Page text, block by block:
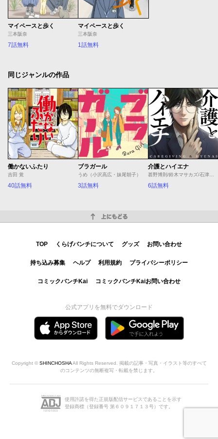
マイペースと歩く
三本阪奈
7話無料
マイペースと歩く
三本阪奈
1話無料
同じジャンルの作品
働かないふたり
吉田 覚
40話無料
ブラガール
うめ（小沢高広・妹尾朝子）
3話無料
介護とハイエナ
6話無料
TOP くらげバンチについて グッズ お問い合わせ
持ち込み募集 ヘルプ 利用規約 プライバシーポリシー
コミックバンチKai コミックバンチKaiお問い合わせ
公式アプリを無料でダウンロード
Copyright © SHINCHOSHAAll Rights Reserved. 掲載の記事・写真・イラスト等のすべて
のコンテンツの無断複写・転載を禁じます。
使用許諾を得た正規版配信サービスであることを示す
登録商標（登録番号 第６０９１７１３号）です。